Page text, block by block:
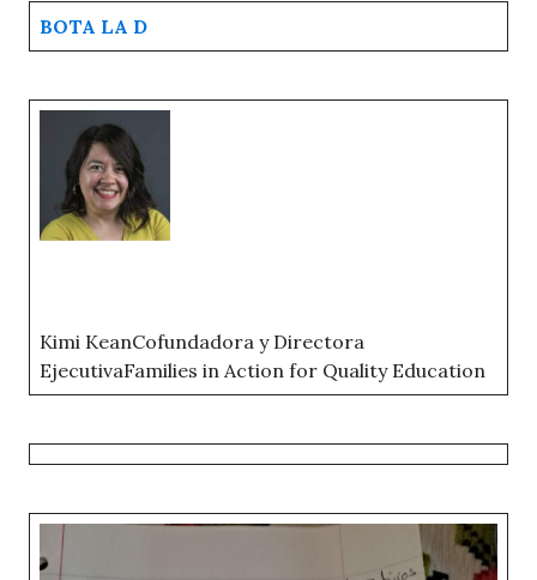
BOTA LA D
Kimi KeanCofundadora y Directora
EjecutivaFamilies in Action for Quality Education